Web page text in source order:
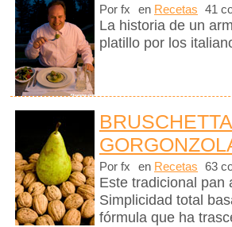
Por fx en Recetas 41
La historia de un
platillo por los
Por fx en Recetas 63
Este tradicional
Simplicidad total
fórmula que ha